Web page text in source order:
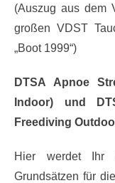
(Auszug aus dem
großen VDST
„Boot 1999“)
DTSA Apnoe
Indoor) und
Freediving
Hier werdet Ihr
Grundsätzen für